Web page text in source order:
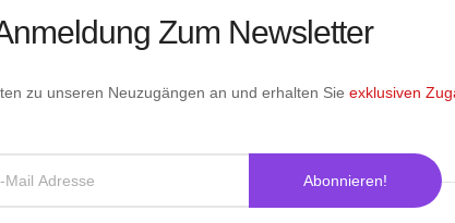
Zum Newsletter
zu unseren Neuzugängen an und erhalten Sie exklusiven
Abonnieren!